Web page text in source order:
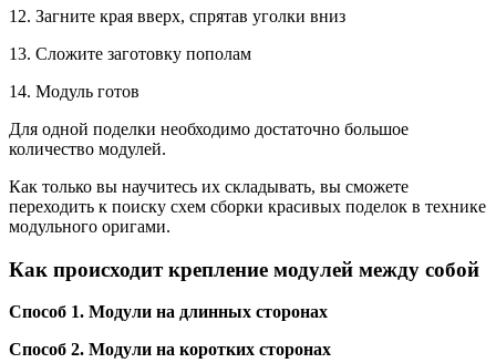
12. Загните края вверх, спрятав уголки вниз
13. Сложите заготовку пополам
14. Модуль готов
Для одной поделки необходимо достаточно большое
количество модулей.
Как только вы научитесь их складывать, вы сможете
переходить к поиску схем сборки красивых поделок в технике
модульного оригами.
Как происходит крепление модулей между собой
Способ 1. Модули на длинных сторонах
Способ 2. Модули на коротких сторонах